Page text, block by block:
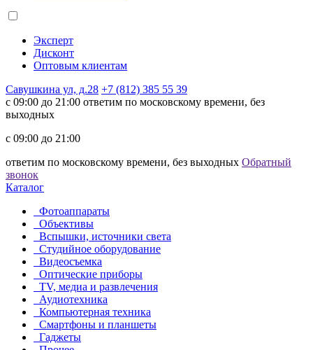
Эксперт
Дисконт
Оптовым клиентам
Савушкина ул, д.28 +7 (812) 385 55 39
c 09:00 до 21:00 ответим по московскому времени, без
выходных
c 09:00 до 21:00
ответим по московскому времени, без выходных Обратный
звонок
Каталог
Фотоаппараты
Объективы
Вспышки, источники света
Студийное оборудование
Видеосъемка
Оптические приборы
TV, медиа и развлечения
Аудиотехника
Компьютерная техника
Смартфоны и планшеты
Гаджеты